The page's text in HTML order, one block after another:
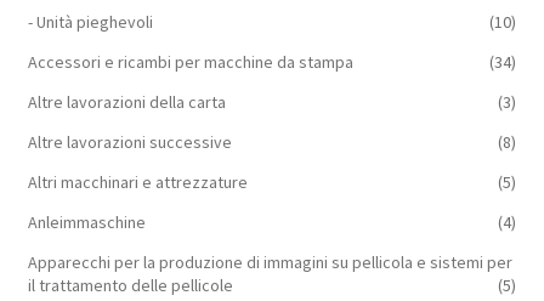
- Unità pieghevoli
(10)
Accessori e ricambi per macchine da stampa
(34)
Altre lavorazioni della carta
(3)
Altre lavorazioni successive
(8)
Altri macchinari e attrezzature
(5)
Anleimmaschine
(4)
Apparecchi per la produzione di immagini su pellicola e sistemi per
il trattamento delle pellicole
(5)